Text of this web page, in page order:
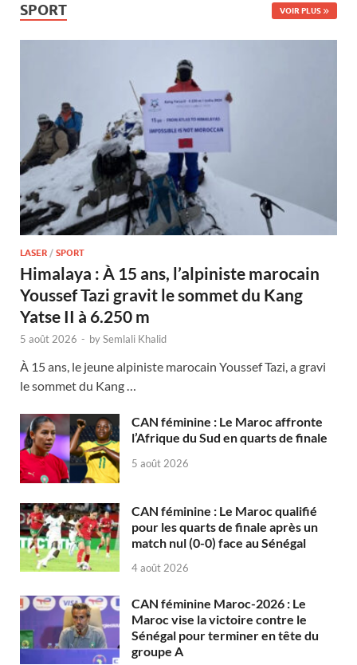
SPORT VOIR PLUS
LASER / SPORT
Himalaya : À 15 ans, l’alpiniste marocain
Youssef Tazi gravit le sommet du Kang
Yatse II à 6.250 m
5 août 2026 - bySemlali Khalid
À 15 ans, le jeune alpiniste marocain Youssef Tazi, a gravi
le sommet du Kang …
CAN féminine : Le Maroc affronte
l’Afrique du Sud en quarts de finale
5 août 2026
CAN féminine : Le Maroc qualifié
pour les quarts de finale après un
match nul (0-0) face au Sénégal
4 août 2026
CAN féminine Maroc-2026 : Le
Maroc vise la victoire contre le
Sénégal pour terminer en tête du
groupe A